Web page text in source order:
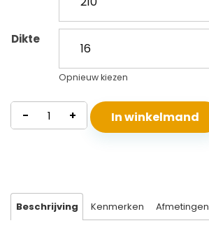
Dikte
Opnieuw kiezen
Waterdicht
Polyether
- + In winkelmand
Beschrijving Kenmerken Afmetingen